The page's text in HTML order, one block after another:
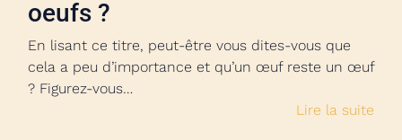
oeufs ?
En lisant ce titre, peut-être vous dites-vous que
cela a peu d’importance et qu’un œuf reste un œuf
? Figurez-vous…
Lire la suite